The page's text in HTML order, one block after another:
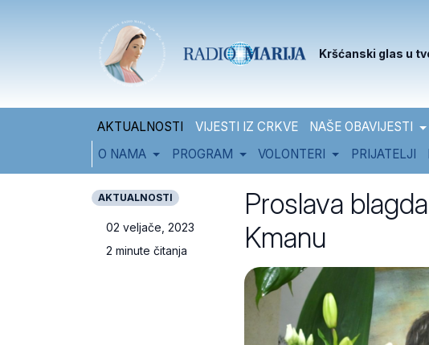
Kršćanski glas u
AKTUALNOSTI VIJESTI IZ CRKVE NAŠE OBAVIJESTI
O NAMA
PROGRAM VOLONTERI PRIJATELJI
AKTUALNOSTI
02 veljače, 2023
2 minute čitanja
Proslava
Kmanu